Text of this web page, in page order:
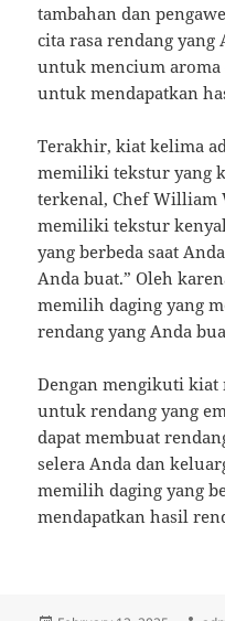
tambahan dan
cita rasa rendang yang
untuk mencium aroma
untuk mendapatkan
Terakhir, kiat kelima
memiliki tekstur yang
terkenal, Chef William
memiliki tekstur
yang berbeda saat
Anda buat.” Oleh
memilih daging yang
rendang yang Anda
Dengan mengikuti kiat
untuk rendang yang
dapat membuat
selera Anda dan
memilih daging yang
mendapatkan hasil